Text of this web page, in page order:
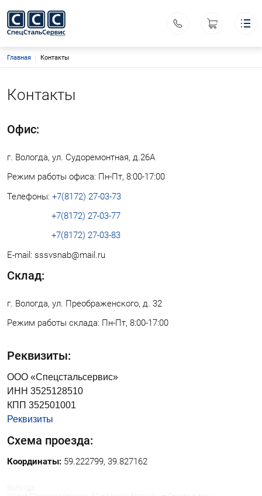
Меню каталога
Каталог
ИНН 3525128510
КПП 352501001
Строка навигации
Главная Контакты
Контакты
Офис:
г. Вологда, ул. Судоремонтная, д.26А
Режим работы офиса: Пн-Пт, 8:00-17:00
Телефоны: +7(8172) 27-03-73
+7(8172) 27-03-77
+7(8172) 27-03-83
E-mail: sssvsnab@mail.ru
Склад:
г. Вологда, ул. Преображенского, д. 32
Режим работы склада: Пн-Пт, 8:00-17:00
Реквизиты:
ООО «Спецстальсервис»
ИНН 3525128510
КПП 352501001
Реквизиты
Схема проезда:
Координаты: 59.222799, 39.827162